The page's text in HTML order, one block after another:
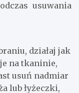
usuwania
działaj jak
na tkaninie,
usuń nadmiar
lub łyżeczki,